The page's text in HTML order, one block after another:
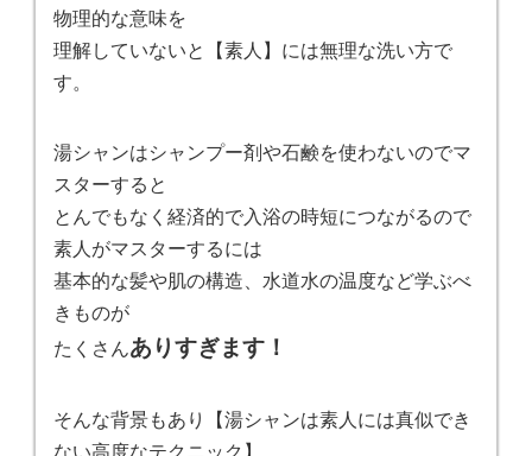
物理的な意味を
理解していないと【素人】には無理な洗い方で
す。
湯シャンはシャンプー剤や石鹸を使わないのでマ
スターすると
とんでもなく経済的で入浴の時短につながるので
素人がマスターするには
基本的な髪や肌の構造、水道水の温度など学ぶべ
きものが
たくさんありすぎます！
そんな背景もあり【湯シャンは素人には真似でき